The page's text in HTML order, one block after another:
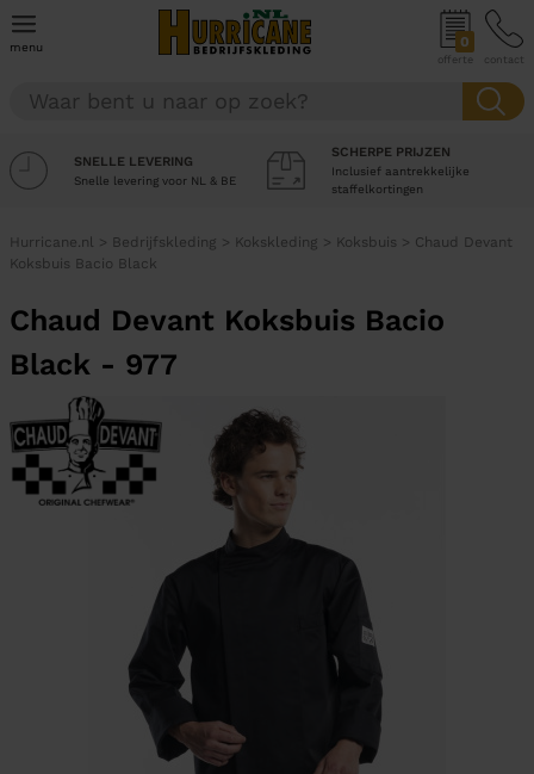
menu 0
offerte contact
SNELLE LEVERING
Snelle levering voor NL & BE
SCHERPE PRIJZEN
Inclusief aantrekkelijke
staffelkortingen
Hurricane.nl > Bedrijfskleding > Kokskleding > Koksbuis > Chaud Devant
Koksbuis Bacio Black
Chaud Devant Koksbuis Bacio
Black - 977